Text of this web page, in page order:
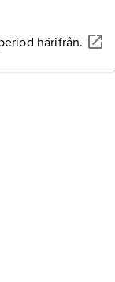
härifrån.